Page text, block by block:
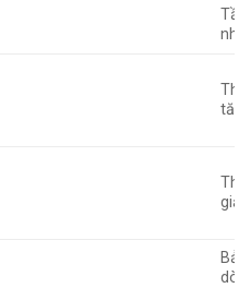
Tần
nhất